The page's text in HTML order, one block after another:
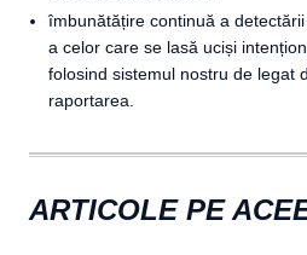
îmbunătățire continuă a
a celor care se lasă uciși
folosind sistemul nostru de legat
raportarea.
ARTICOLE PE